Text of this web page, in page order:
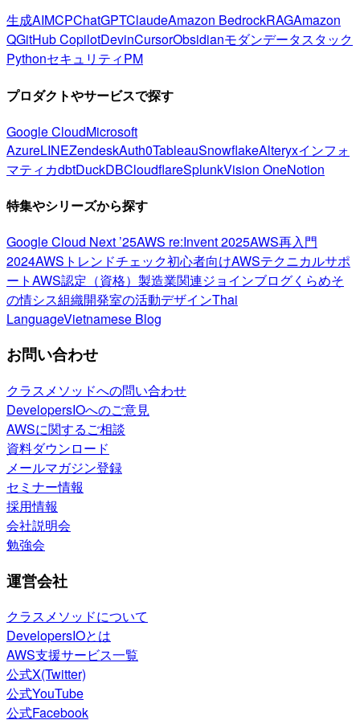
生成AIMCPChatGPTClaudeAmazon BedrockRAGAmazon
QGitHub CopilotDevinCursorObsidianモダンデータスタック
PythonセキュリティPM
プロダクトやサービスで探す
Google CloudMicrosoft
AzureLINEZendeskAuth0TableauSnowflakeAlteryxインフォ
マティカdbtDuckDBCloudflareSplunkVision OneNotion
特集やシリーズから探す
Google Cloud Next ’25AWS re:Invent 2025AWS再入門
2024AWSトレンドチェック初心者向けAWSテクニカルサポ
ートAWS認定（資格） 製造業関連ジョインブログくらめそ
の情シス組織開発室の活動デザインThai
LanguageVietnamese Blog
お問い合わせ
クラスメソッドへの問い合わせ
DevelopersIOへのご意見
AWSに関するご相談
資料ダウンロード
メールマガジン登録
セミナー情報
採用情報
会社説明会
勉強会
運営会社
クラスメソッドについて
DevelopersIOとは
AWS支援サービス一覧
公式X(Twitter)
公式YouTube
公式Facebook